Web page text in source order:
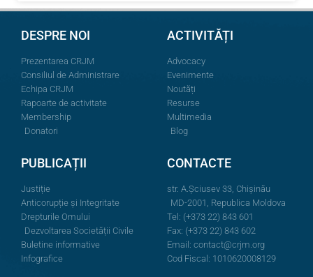
DESPRE NOI
Prezentarea CRJM
Consiliul de Administrare
Echipa CRJM
Rapoarte de activitate
Membership
Donatori
ACTIVITĂȚI
Advocacy
Evenimente
Noutăți
Resurse
Multimedia
Blog
PUBLICAȚII
Justiție
Anticorupție și Integritate
Drepturile Omului
Dezvoltarea Societății Civile
Buletine informative
Infografice
CONTACTE
str. A.Şciusev 33, Chișinău
MD-2001, Republica Moldova
Tel: (+373 22) 843 601
Fax: (+373 22) 843 602
Email: contact@crjm.org
Cod Fiscal: 1010620008129